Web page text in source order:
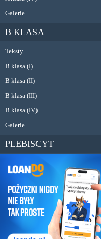
Galerie
B KLASA
Teksty
B klasa (I)
B klasa (II)
B klasa (III)
B klasa (IV)
Galerie
PLEBISCYT